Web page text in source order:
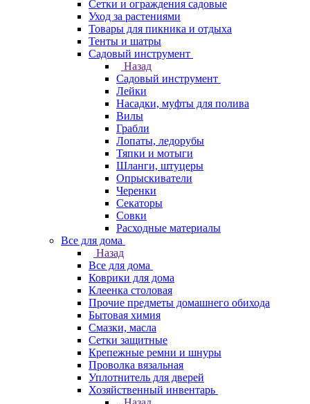
Сетки и ограждения садовые
Уход за растениями
Товары для пикника и отдыха
Тенты и шатры
Садовый инструмент
Назад
Садовый инструмент
Лейки
Насадки, муфты для полива
Вилы
Грабли
Лопаты, ледорубы
Тяпки и мотыги
Шланги, штуцеры
Опрыскиватели
Черенки
Секаторы
Совки
Расходные материалы
Все для дома
Назад
Все для дома
Коврики для дома
Клеенка столовая
Прочие предметы домашнего обихода
Бытовая химия
Смазки, масла
Сетки защитные
Крепежные ремни и шнуры
Проволка вязальная
Уплотнитель для дверей
Хозяйственный инвентарь